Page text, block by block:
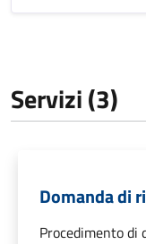
Servizi (3)
Domanda di
Procedimento di